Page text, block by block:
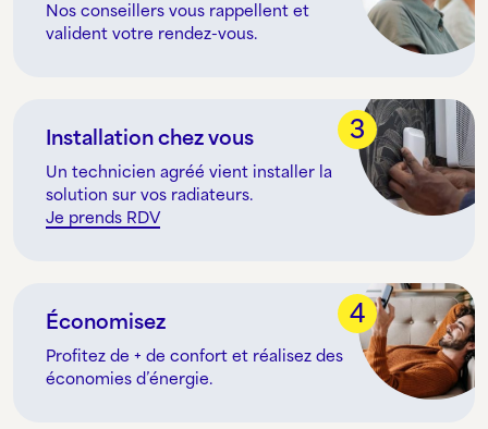
Nos conseillers vous rappellent et
valident votre rendez-vous.
3
Installation chez vous
Un technicien agréé vient installer la
solution sur vos radiateurs.
Je prends RDV
4
Économisez
Profitez de + de confort et réalisez des
économies d’énergie.